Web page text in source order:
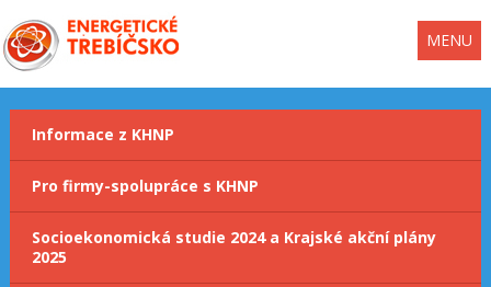
MENU
Informace z KHNP
Pro firmy-spolupráce s KHNP
Socioekonomická studie 2024 a Krajské akční plány
2025